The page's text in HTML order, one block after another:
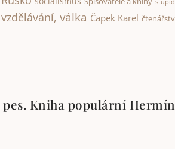
vzdělávání, válka Čapek Karel